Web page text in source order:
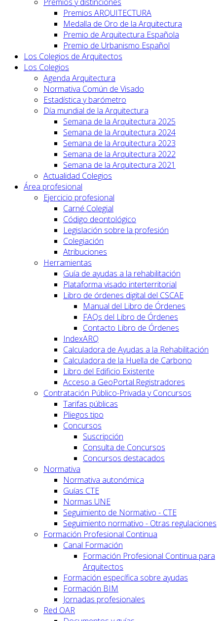
Premios ARQUITECTURA
Medalla de Oro de la Arquitectura
Premio de Arquitectura Española
Premio de Urbanismo Español
Los Colegios de Arquitectos
Los Colegios
Agenda Arquitectura
Normativa Común de Visado
Estadística y barómetro
Día mundial de la Arquitectura
Semana de la Arquitectura 2025
Semana de la Arquitectura 2024
Semana de la Arquitectura 2023
Semana de la Arquitectura 2022
Semana de la Arquitectura 2021
Actualidad Colegios
Área profesional
Ejercicio profesional
Carné Colegial
Código deontológico
Legislación sobre la profesión
Colegiación
Atribuciones
Herramientas
Guía de ayudas a la rehabilitación
Plataforma visado interterritorial
Libro de órdenes digital del CSCAE
Manual del Libro de Órdenes
FAQs del Libro de Órdenes
Contacto Libro de Órdenes
IndexARQ
Calculadora de Ayudas a la Rehabilitación
Calculadora de la Huella de Carbono
Libro del Edificio Existente
Acceso a GeoPortal.Registradores
Contratación Público-Privada y Concursos
Tarifas públicas
Pliegos tipo
Concursos
Suscripción
Consulta de Concursos
Concursos destacados
Normativa
Normativa autonómica
Guías CTE
Normas UNE
Seguimiento de Normativo - CTE
Seguimiento normativo - Otras regulaciones
Formación Profesional Continua
Canal Formación
Formación Profesional Continua para
Arquitectos
Formación específica sobre ayudas
Formación BIM
Jornadas profesionales
Red OAR